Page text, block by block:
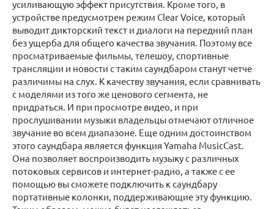
усиливающую эффект присутствия. Кроме того, в
устройстве предусмотрен режим Clear Voice, который
выводит дикторский текст и диалоги на передний план
без ущерба для общего качества звучания. Поэтому все
просматриваемые фильмы, телешоу, спортивные
трансляции и новости с таким саундбаром станут четче
различимы на слух. К качеству звучания, если сравнивать
с моделями из того же ценового сегмента, не
придраться. И при просмотре видео, и при
прослушивании музыки владельцы отмечают отличное
звучание во всем диапазоне. Еще одним достоинством
этого саундбара является функция Yamaha MusicCast.
Она позволяет воспроизводить музыку с различных
потоковых сервисов и интернет-радио, а также с ее
помощью вы сможете подключить к саундбару
портативные колонки, поддерживающие эту функцию.